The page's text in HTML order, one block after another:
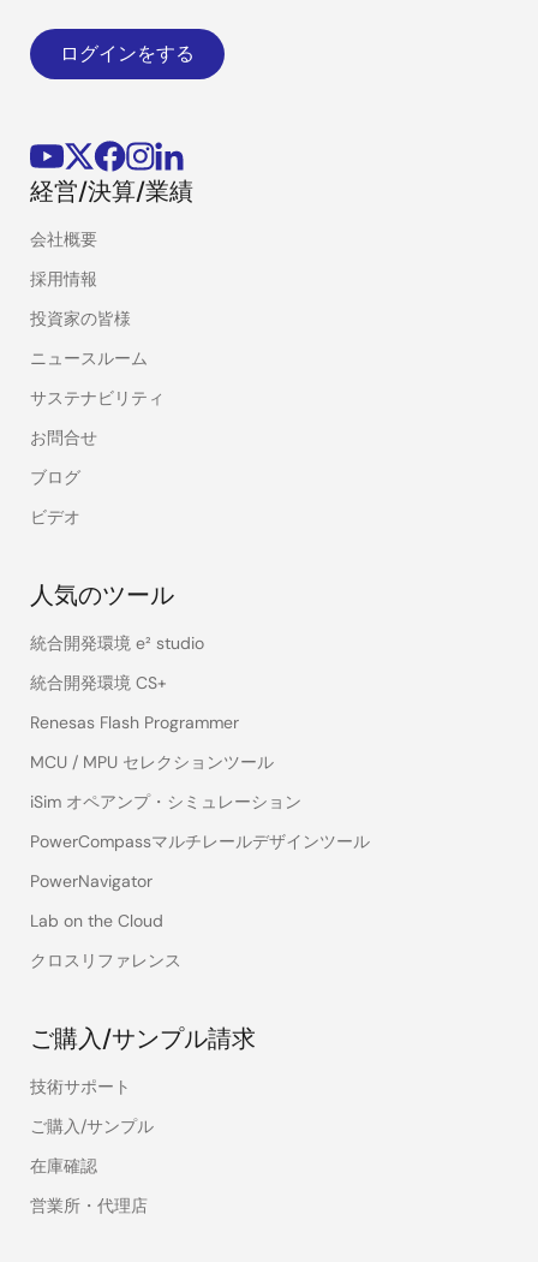
ログインをする
経営/決算/業績
会社概要
採用情報
投資家の皆様
ニュースルーム
サステナビリティ
お問合せ
ブログ
ビデオ
人気のツール
統合開発環境 e² studio
統合開発環境 CS+
Renesas Flash Programmer
MCU / MPU セレクションツール
iSim オペアンプ・シミュレーション
PowerCompassマルチレールデザインツール
PowerNavigator
Lab on the Cloud
クロスリファレンス
ご購入/サンプル請求
技術サポート
ご購入/サンプル
在庫確認
営業所・代理店